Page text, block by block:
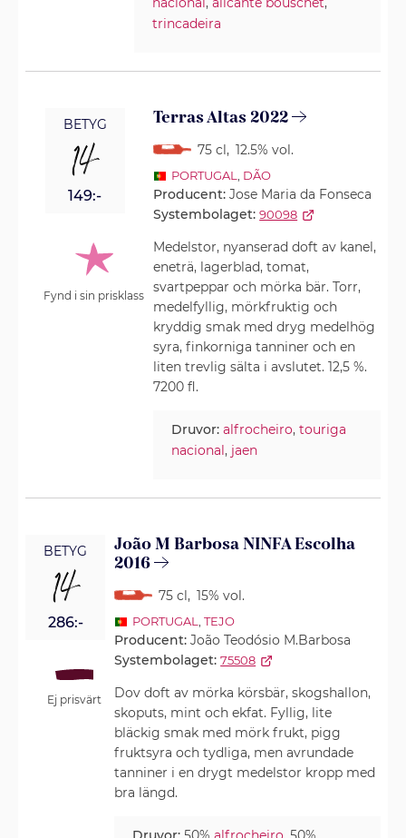
trincadeira
BETYG
14
149:-
Fynd i sin prisklass
Terras Altas 2022
75 cl, 12.5% vol.
PORTUGAL DÃO
Producent:Jose Maria da Fonseca
Systembolaget: 90098
Medelstor, nyanserad doft av kanel,
eneträ, lagerblad, tomat,
svartpeppar och mörka bär. Torr,
medelfyllig, mörkfruktig och
kryddig smak med dryg medelhög
syra, finkorniga tanniner och en
liten trevlig sälta i avslutet. 12,5 %.
7200 fl.
Druvor: alfrocheiro,touriga
nacional, jaen
BETYG
14
286:-
Ej prisvärt
João M Barbosa NINFA Escolha
2016
75 cl, 15% vol.
PORTUGAL TEJO
Producent:João Teodósio M.Barbosa
Systembolaget: 75508
Dov doft av mörka körsbär, skogshallon,
skoputs, mint och ekfat. Fyllig, lite
bläckig smak med mörk frukt, pigg
fruktsyra och tydliga, men avrundade
tanniner i en drygt medelstor kropp med
bra längd.